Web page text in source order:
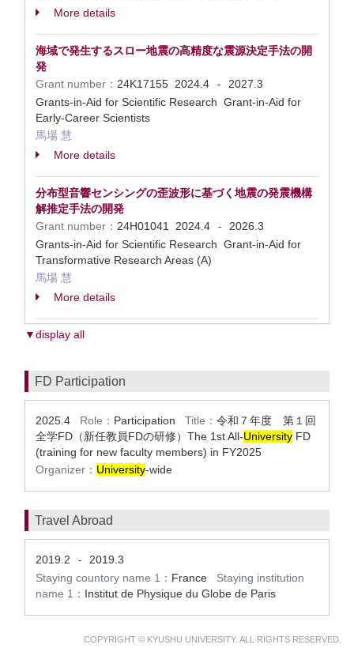
More details
海域で発生するスロー地震の高精度な震源決定手法の開
発
Grant number： 24K17155 2024.4 -
2027.3
Grants-in-Aid for Scientific Research Grant-in-Aid for
Early-Career Scientists
馬場 慧
More details
分布型音響センシングの歪波形に基づく地震の発震機構
解推定手法の開発
Grant number： 24H01041 2024.4 -
2026.3
Grants-in-Aid for Scientific Research Grant-in-Aid for
Transformative Research Areas (A)
馬場 慧
More details
▼display all
FD Participation
2025.4 Role： Participation Title： 令和７年度 第１回
全学FD（新任教員FDの研修）The 1st All-University FD
(training for new faculty members) in FY2025
Organizer： University-wide
Travel Abroad
2019.2 -
2019.3
Staying countory name 1： France Staying institution
name 1： Institut de Physique du Globe de Paris
COPYRIGHT © KYUSHU UNIVERSITY. ALL RIGHTS RESERVED.